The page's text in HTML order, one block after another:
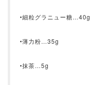
•細粒グラニュー糖…40g
•薄力粉…35g
•抹茶…5g